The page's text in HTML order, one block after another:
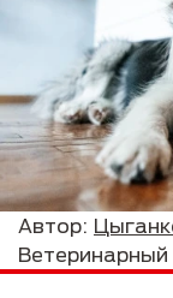
Автор:
Ветеринарный